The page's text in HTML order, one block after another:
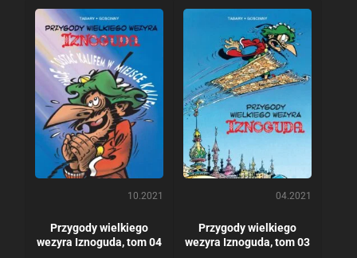
10.2021
Przygody wielkiego
wezyra Iznoguda, tom 04
04.2021
Przygody wielkiego
wezyra Iznoguda, tom 03